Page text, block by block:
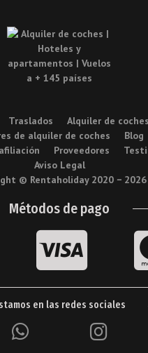
Traslados
Alquiler de coches
de alquiler de coches
Blog
Proveedores
Aviso Legal
© Rentaholiday 2020 − 2026
Métodos de pago
en las redes sociales